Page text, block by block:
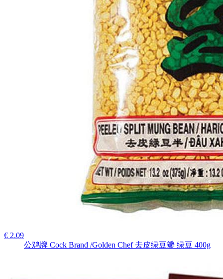
€ 2.09
公鸡牌 Cock Brand /Golden Chef 去皮绿豆瓣 绿豆 400g